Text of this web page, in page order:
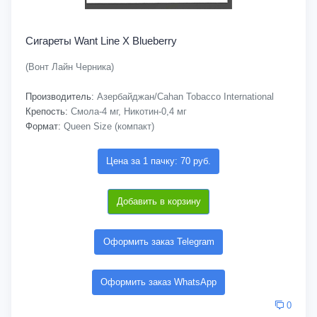
Сигареты Want Line X Blueberry
(Вонт Лайн Черника)
Производитель: Азербайджан/Cahan Tobacco International
Крепость: Смола-4 мг, Никотин-0,4 мг
Формат: Queen Size (компакт)
Цена за 1 пачку: 70 руб.
Добавить в корзину
Оформить заказ Telegram
Оформить заказ WhatsApp
0